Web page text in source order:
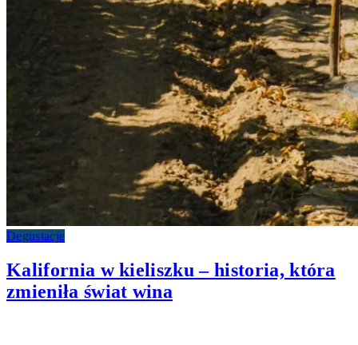
Degustacje
Kalifornia w kieliszku – historia, która
zmieniła świat wina